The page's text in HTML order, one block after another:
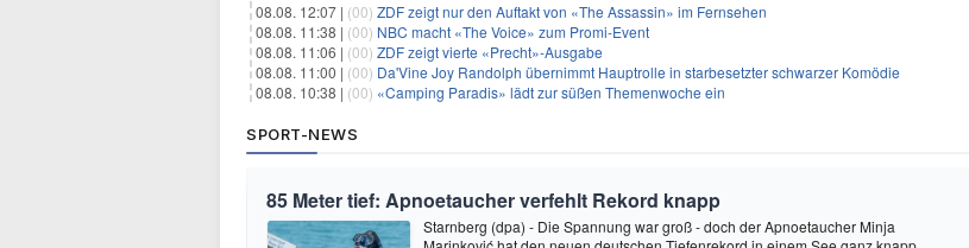
08.08. 12:07 | (00) ZDF zeigt nur den Auftakt von «The Assassin» im Fernsehen
08.08. 11:38 | (00) NBC macht «The Voice» zum Promi-Event
08.08. 11:06 | (00) ZDF zeigt vierte «Precht»-Ausgabe
08.08. 11:00 | (00) Da'Vine Joy Randolph übernimmt Hauptrolle in starbesetzter schwarzer Komödie
08.08. 10:38 | (00) «Camping Paradis» lädt zur süßen Themenwoche ein
SPORT-NEWS
85 Meter tief: Apnoetaucher verfehlt Rekord knapp
Starnberg (dpa) - Die Spannung war groß - doch der Apnoetaucher Minja